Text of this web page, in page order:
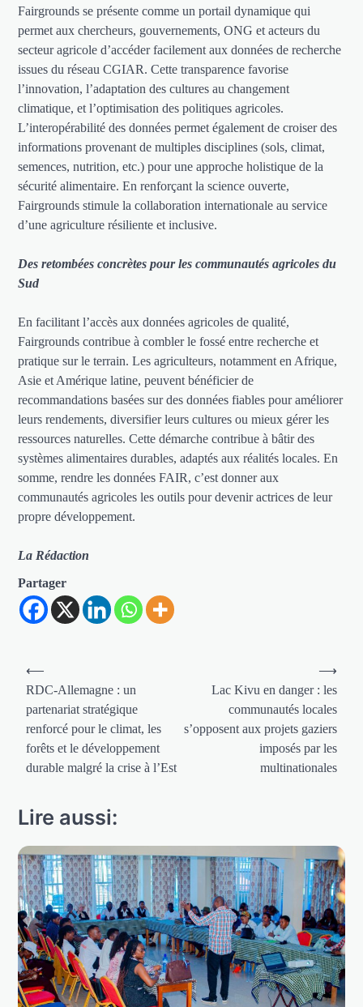
Fairgrounds se présente comme un portail dynamique qui
permet aux chercheurs, gouvernements, ONG et acteurs du
secteur agricole d’accéder facilement aux données de recherche
issues du réseau CGIAR. Cette transparence favorise
l’innovation, l’adaptation des cultures au changement
climatique, et l’optimisation des politiques agricoles.
L’interopérabilité des données permet également de croiser des
informations provenant de multiples disciplines (sols, climat,
semences, nutrition, etc.) pour une approche holistique de la
sécurité alimentaire. En renforçant la science ouverte,
Fairgrounds stimule la collaboration internationale au service
d’une agriculture résiliente et inclusive.
Des retombées concrètes pour les communautés agricoles du
Sud
En facilitant l’accès aux données agricoles de qualité,
Fairgrounds contribue à combler le fossé entre recherche et
pratique sur le terrain. Les agriculteurs, notamment en Afrique,
Asie et Amérique latine, peuvent bénéficier de
recommandations basées sur des données fiables pour améliorer
leurs rendements, diversifier leurs cultures ou mieux gérer les
ressources naturelles. Cette démarche contribue à bâtir des
systèmes alimentaires durables, adaptés aux réalités locales. En
somme, rendre les données FAIR, c’est donner aux
communautés agricoles les outils pour devenir actrices de leur
propre développement.
La Rédaction
Partager
Navigation
de
l’article
⟵
RDC-Allemagne : un
partenariat stratégique
renforcé pour le climat, les
forêts et le développement
durable malgré la crise à l’Est
Lac Kivu en danger : les
communautés locales
s’opposent aux projets gaziers
imposés par les
multinationales
⟶
Lire aussi: